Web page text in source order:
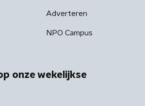
Adverteren
NPO Campus
onze wekelijkse